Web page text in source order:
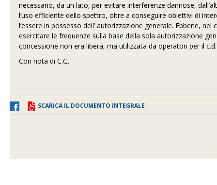
necessario, da un lato, per evitare interferenze dannose,
l’uso efficiente dello spettro, oltre a conseguire obiettivi di
l’essere in possesso dell’ autorizzazione generale. Ebbene,
esercitare le frequenze sulla base della sola autorizzazione
concessione non era libera, ma utilizzata da operatori per il
Con nota di C.G.
SCARICA IL DOCUMENTO INTEGRALE